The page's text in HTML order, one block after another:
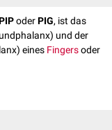
oderPIG, ist das
und der
eines Fingersoder